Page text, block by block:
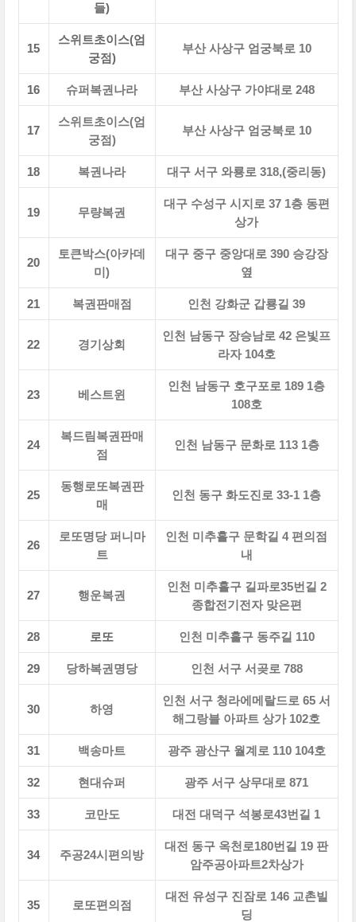
들)
15
스위트초이스(엄
궁점)
부산 사상구 엄궁북로 10
16 슈퍼복권나라 부산 사상구 가야대로 248
17
스위트초이스(엄
궁점)
부산 사상구 엄궁북로 10
18 복권나라 대구 서구 와룡로 318,(중리동)
19 무량복권
대구 수성구 시지로 37 1층 동편
상가
20
토큰박스(아카데
미)
대구 중구 중앙대로 390 승강장
옆
21 복권판매점 인천 강화군 갑룡길 39
22 경기상회
인천 남동구 장승남로 42 은빛프
라자 104호
23 베스트윈
인천 남동구 호구포로 189 1층
108호
24
복드림복권판매
점
인천 남동구 문화로 113 1층
25
동행로또복권판
매
인천 동구 화도진로 33-1 1층
26
로또명당 퍼니마
트
인천 미추홀구 문학길 4 편의점
내
27 행운복권
인천 미추홀구 길파로35번길 2
종합전기전자 맞은편
28 로또 인천 미추홀구 동주길 110
29 당하복권명당 인천 서구 서곶로 788
30 하영
인천 서구 청라에메랄드로 65 서
해그랑블 아파트 상가 102호
31 백송마트 광주 광산구 월계로 110 104호
32 현대슈퍼 광주 서구 상무대로 871
33 코만도 대전 대덕구 석봉로43번길 1
34 주공24시편의방
대전 동구 옥천로180번길 19 판
암주공아파트2차상가
35 로또편의점
대전 유성구 진잠로 146 교촌빌
딩